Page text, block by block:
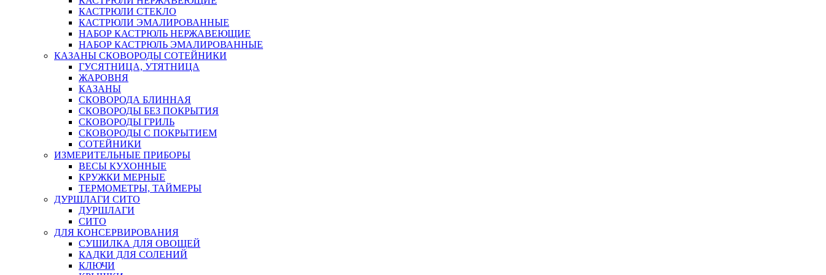
КАСТРЮЛИ СТЕКЛО
КАСТРЮЛИ ЭМАЛИРОВАННЫЕ
НАБОР КАСТРЮЛЬ НЕРЖАВЕЮЩИЕ
НАБОР КАСТРЮЛЬ ЭМАЛИРОВАННЫЕ
КАЗАНЫ СКОВОРОДЫ СОТЕЙНИКИ
ГУСЯТНИЦА, УТЯТНИЦА
ЖАРОВНЯ
КАЗАНЫ
СКОВОРОДА БЛИННАЯ
СКОВОРОДЫ БЕЗ ПОКРЫТИЯ
СКОВОРОДЫ ГРИЛЬ
СКОВОРОДЫ С ПОКРЫТИЕМ
СОТЕЙНИКИ
ИЗМЕРИТЕЛЬНЫЕ ПРИБОРЫ
ВЕСЫ КУХОННЫЕ
КРУЖКИ МЕРНЫЕ
ТЕРМОМЕТРЫ, ТАЙМЕРЫ
ДУРШЛАГИ СИТО
ДУРШЛАГИ
СИТО
ДЛЯ КОНСЕРВИРОВАНИЯ
СУШИЛКА ДЛЯ ОВОЩЕЙ
КАДКИ ДЛЯ СОЛЕНИЙ
КЛЮЧИ